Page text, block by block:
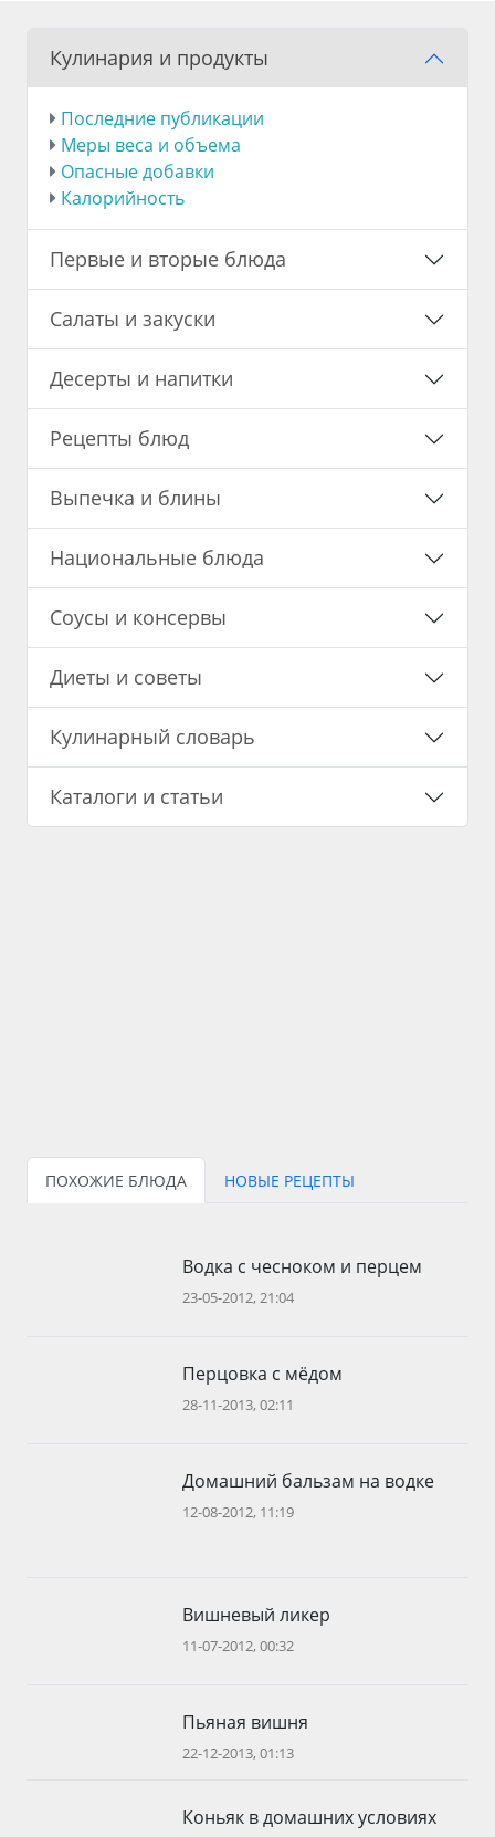
Кулинария и продукты
Последние публикации
Меры веса и объема
Опасные добавки
Калорийность
Первые и вторые блюда
Салаты и закуски
Десерты и напитки
Рецепты блюд
Выпечка и блины
Национальные блюда
Соусы и консервы
Диеты и советы
Кулинарный словарь
Каталоги и статьи
ПОХОЖИЕ БЛЮДА НОВЫЕ РЕЦЕПТЫ
Водка с чесноком и перцем
23-05-2012, 21:04
Перцовка с мёдом
28-11-2013, 02:11
Домашний бальзам на водке
12-08-2012, 11:19
Вишневый ликер
11-07-2012, 00:32
Пьяная вишня
22-12-2013, 01:13
Коньяк в домашних условиях